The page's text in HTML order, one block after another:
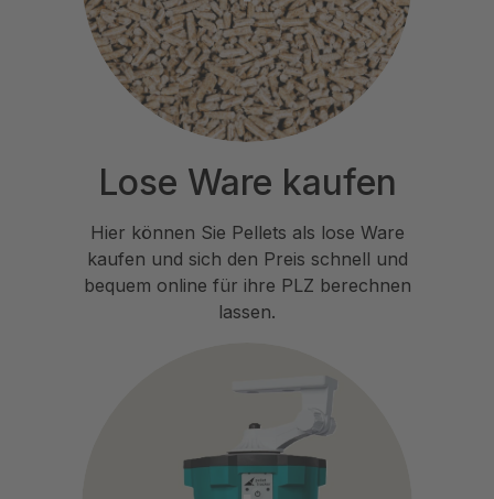
Lose Ware kaufen
Hier können Sie Pellets als lose Ware
kaufen und sich den Preis schnell und
bequem online für ihre PLZ berechnen
lassen.